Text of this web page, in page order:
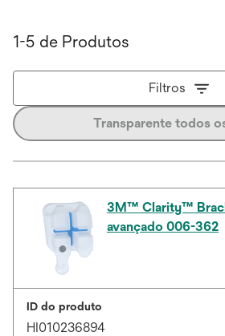
1-5 de Produtos
Filtros
Transparente todos
3M™ Clarity™
avançado 006-362
ID do produto
HI010236894